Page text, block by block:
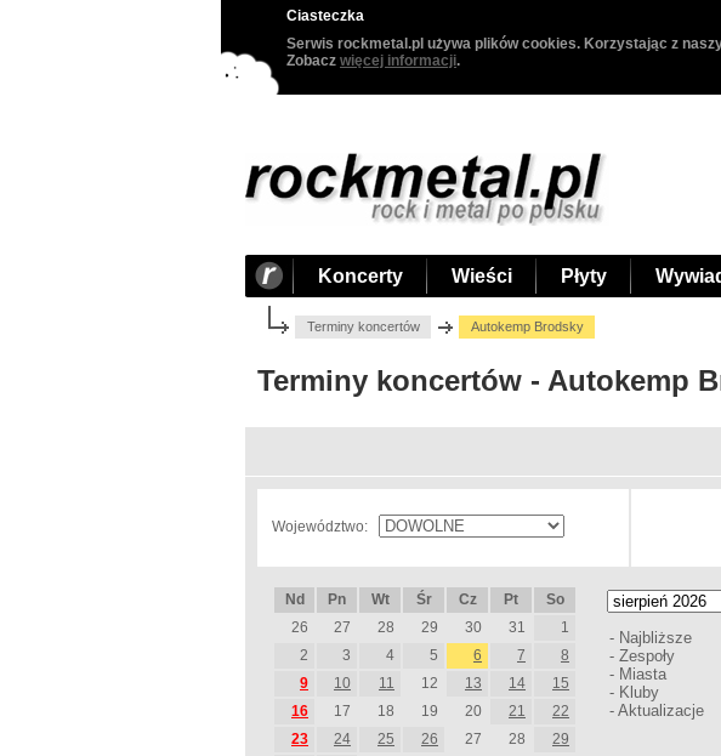
Ciasteczka
Serwis rockmetal.pl używa plików cookies. Korzystając z
Zobacz więcej informacji.
Koncerty Wieści Płyty
Terminy koncertów Autokemp Brodsky
Terminy koncertów - Autokemp
Województwo:
Nd Pn Wt Śr Cz Pt
So
26
27 28 29 30 31
1
2
3 4 5 6 7
8
9
10 11 12 13 14
15
16
17 18 19 20 21
22
23
24 25 26 27 28
29
- Najbliższe
- Zespoły
- Miasta
- Kluby
- Aktualizacje